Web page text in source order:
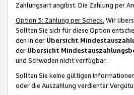
Zahlungsart angibst. Die Zahlung per
Option 3: Zahlung per Scheck. Wir
Sollten Sie sich für diese Option
den in der Übersicht
der Übersicht
und Schweden nicht verfügbar.
Sollten Sie keine gültigen
oder die Auszahlung verdienter